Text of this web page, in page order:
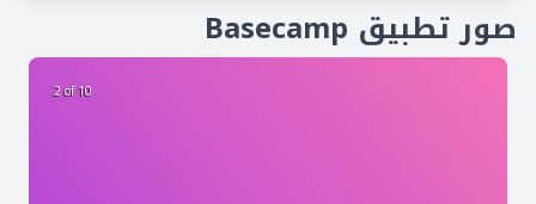
صور تطبيق Basecamp
2 of 10